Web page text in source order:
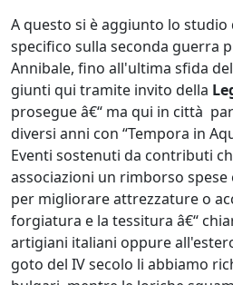
A questo si è aggiunto lo
specifico sulla seconda guerra
Annibale, fino all'ultima sfida
giunti qui tramite invito della
prosegue â€“ ma qui in città
diversi anni con “Tempora in
Eventi sostenuti da contributi
associazioni un rimborso
per migliorare attrezzature o
forgiatura e la tessitura â€“
artigiani italiani oppure
goto del IV secolo li abbiamo